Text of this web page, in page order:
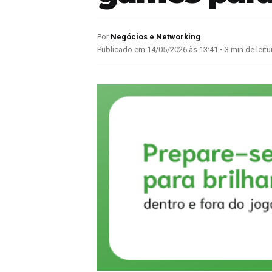
Por Negócios e Networking
Publicado em 14/05/2026 às 13:41 • 3 min de